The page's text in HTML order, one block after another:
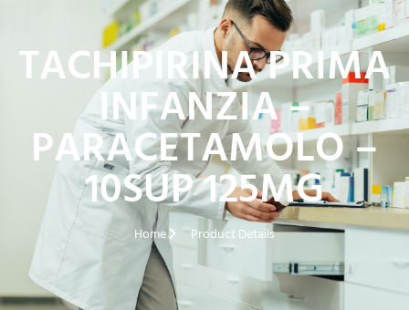
TACHIPIRINA PRIMA
INFANZIA –
PARACETAMOLO –
10SUP 125MG
Home Product Details